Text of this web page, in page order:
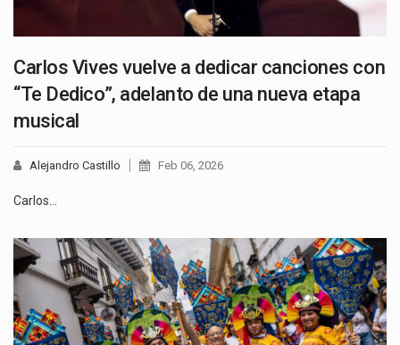
Carlos Vives vuelve a dedicar canciones con
“Te Dedico”, adelanto de una nueva etapa
musical
Alejandro Castillo Feb 06, 2026
Carlos…